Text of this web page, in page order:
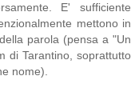
E' sufficiente
mettono in
parola (pensa a "Un
di Tarantino, soprattutto
nome).